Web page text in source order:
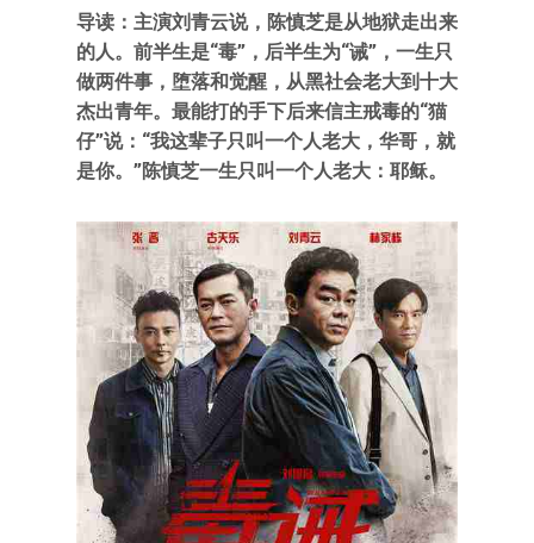
导读：主演刘青云说，陈慎芝是从地狱走出来
的人。前半生是“毒”，后半生为“诫”，一生只
做两件事，堕落和觉醒，从黑社会老大到十大
杰出青年。最能打的手下后来信主戒毒的“猫
仔”说：“我这辈子只叫一个人老大，华哥，就
是你。”陈慎芝一生只叫一个人老大：耶稣。